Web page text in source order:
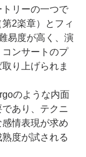
リーの一つで
2楽章）とフィ
易度が高く、演
ンサートのプ
り上げられま
のような内面
あり、テクニ
情表現が求め
度が試される